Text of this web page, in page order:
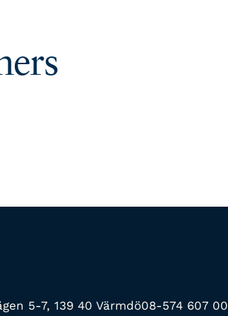
5-7, 139 40 Värmdö08-574 607 00